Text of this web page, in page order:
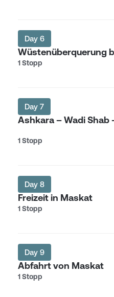
Day 6
Wüstenüberquerung
1 Stopp
Day 7
Ashkara – Wadi Shab
1 Stopp
Day 8
Freizeit in Maskat
1 Stopp
Day 9
Abfahrt von Maskat
1 Stopp